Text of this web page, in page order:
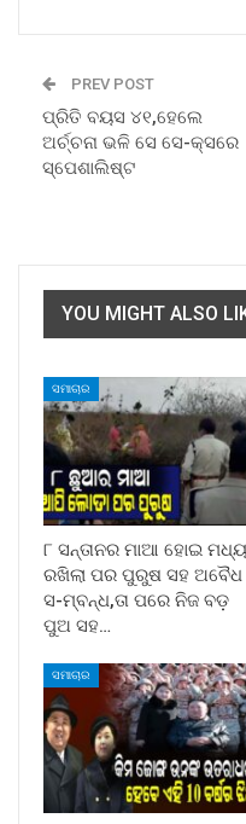
PREV POST
ପ୍ରିତି ବୟସ ୪୧,ହେଲେ
ଅର୍ଚ୍ଚନା ଭଳି ସେ ସେ-କ୍ସରେ
ସ୍ପେଶାଲିଷ୍ଟ
YOU MIGHT ALSO
ସମାଚାର
୮ ସନ୍ତାନର ମାଆ ହୋଇ ମଧ୍ୟ
ରଖିଲା ପର ପୁରୁଷ ସହ ଅବୈଧ
ସ-ମ୍ବନ୍ଧ,ତା ପରେ ନିଜ ବଡ଼
ପୁଅ ସହ…
ସମାଚାର